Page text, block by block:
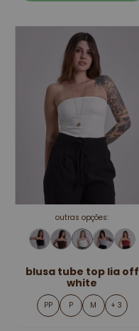
outras opções:
blusa tube top lia off
white
PP P M + 3